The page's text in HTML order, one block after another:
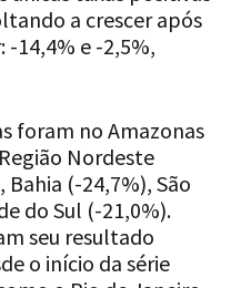
a crescer após
14,4% e -2,5%,
foram no Amazonas
Nordeste
Bahia (-24,7%), São
do Sul (-21,0%).
seu resultado
o início da série